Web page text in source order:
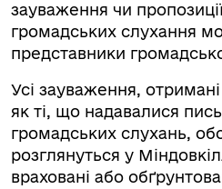
зауваження чи
громадських слухання
представники
Усі зауваження,
як ті, що надавалися
громадських слухань,
розглянуться у
враховані або